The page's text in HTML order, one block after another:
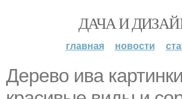
ДАЧА И
главная новости
Дерево ива